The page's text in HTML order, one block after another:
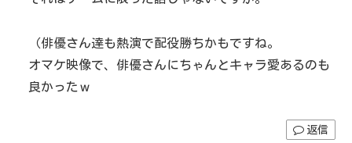
（俳優さん達も熱演で配役勝ちかもですね。
オマケ映像で、俳優さんにちゃんとキャラ愛あるのも
良かったｗ
返信